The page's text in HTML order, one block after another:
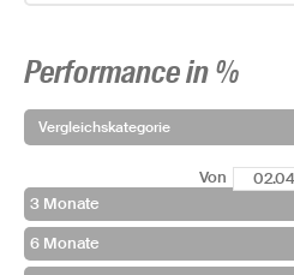
Fonds hinzufügen und zurück
Performance in %
Vergleichskategorie
Von